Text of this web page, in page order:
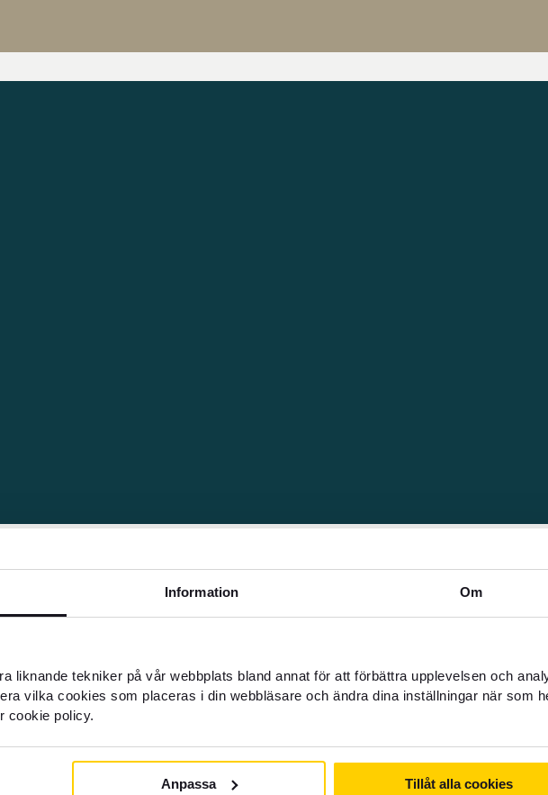
Information Om
liknande tekniker på vår webbplats bland annat för att förbättra upplevelsen och
vilka cookies som placeras i din webbläsare och ändra dina inställningar när som
cookie policy.
Anpassa Tillåt alla cookies
annat restaurangbesök, dricks, barer,
I Wien, Österrike,
Betalningsmedel
Mest använda